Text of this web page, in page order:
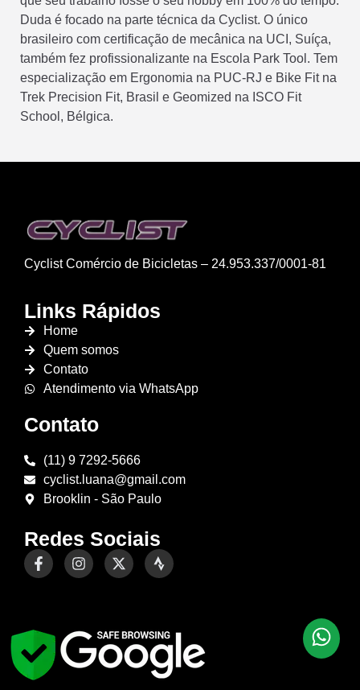
Duda é focado na parte técnica da Cyclist. O único
brasileiro com certificação de mecânica na UCI, Suíça,
também fez profissionalizante na Escola Park Tool. Tem
especialização em Ergonomia na PUC-RJ e Bike Fit na
Trek Precision Fit, Brasil e Geomized na ISCO Fit
School, Bélgica.
Cyclist Comércio de Bicicletas – 24.953.337/0001-81
Links Rápidos
Home
Quem somos
Contato
Atendimento via WhatsApp
Contato
(11) 9 7292-5666
cyclist.luana@gmail.com
Brooklin - São Paulo
Redes Sociais